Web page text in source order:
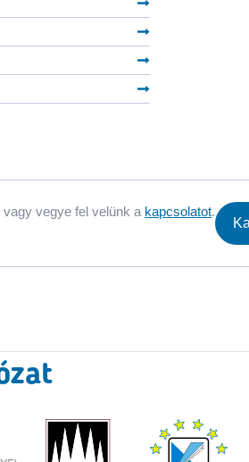
vagy vegye fel velünk a kapcsolatot.